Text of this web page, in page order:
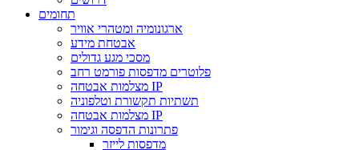
תחומים
ארגונומיה ומטהרי אוויר
אבטחת מידע
מסכי מגע גדולים
פלוטרים מדפסות פורמט רחב
מצלמות אבטחה IP
תשתיות תקשורת וטלפוניה
מצלמות אבטחה IP
פתרונות הדפסה וגימור
מדפסות לייזר